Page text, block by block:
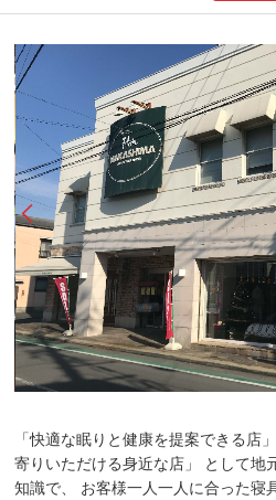
「快適な眠りと健康を提案できる店
寄りいただける身近な店」 として地
知識で、 お客様一人一人に合った寝